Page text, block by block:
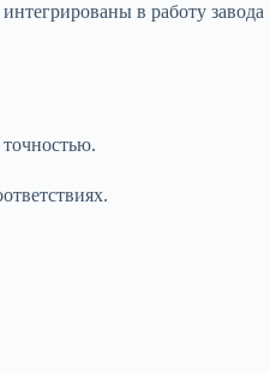
в работу завода